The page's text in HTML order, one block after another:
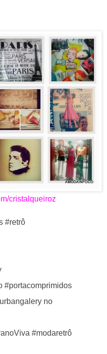
cristalqueiroz
#retrô
#portacomprimidos
no
#modaretrô